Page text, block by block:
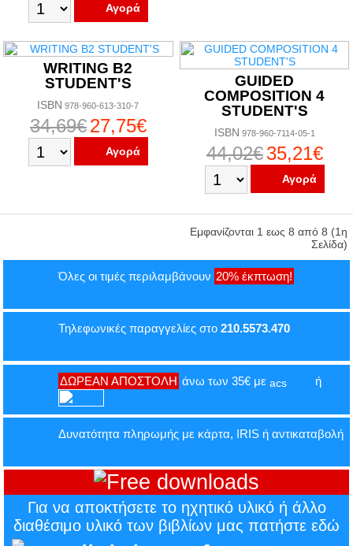
Αγορά
WRITING B2
STUDENT'S
ISBN 978-960-613-310-7
34,69€27,75€
Αγορά
GUIDED
COMPOSITION 4
STUDENT'S
ISBN 978-960-7114-05-1
44,02€35,21€
Αγορά
Εμφανίζονται 1 εως 8 από 8 (1η
Σελίδα)
Όλες οι τιμές περιλαμβάνουν 20% έκπτωση!
Τηλεφωνικές παραγγελίες στο210.5573.470
ΔΩΡΕΑΝ ΑΠΟΣΤΟΛΗ άνω των 35€ με ή
Δυνατότητα πληρωμής με κάρτα, IRIS ή αντικαταβολή
Για να αποκτήσετε το ηχητικό υλικό ή άλλο
διαθέσιμο υλικό των βιβλίων μας πατήστε εδώ